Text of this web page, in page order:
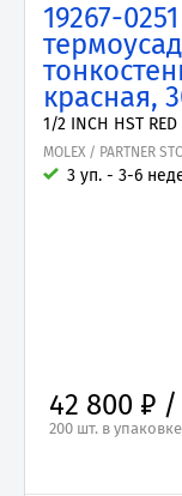
19267-0251
красная,
1/2 INCH HST
MOLEX / PARTNER
3 уп. - 3-6
42 800 ₽ /
200 шт. в упаковке